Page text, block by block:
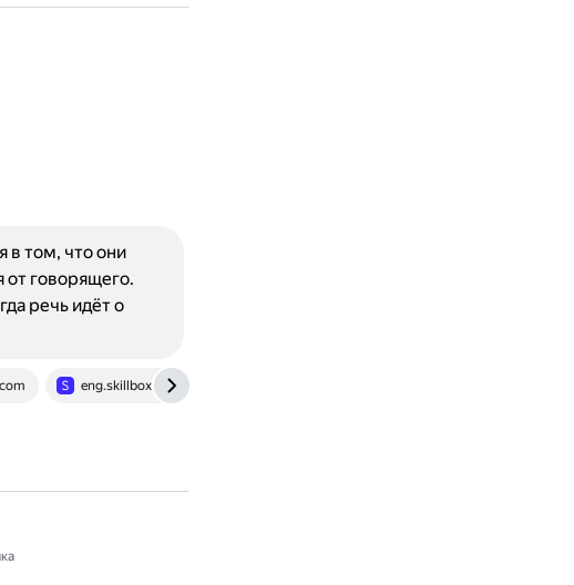
eng.skillbox.ru
в том, что они
от говорящего.
речь идёт о